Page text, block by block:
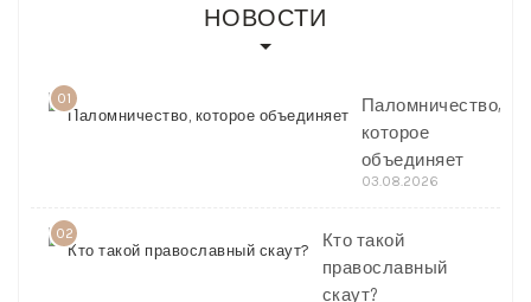
НОВОСТИ
01
Паломничество,
которое
объединяет
03.08.2026
02
Кто такой
православный
скаут?